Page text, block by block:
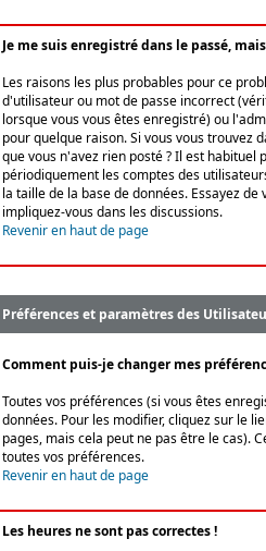
Je me suis enregistré dans le passé,
Les raisons les plus probables pour ce
d'utilisateur ou mot de passe incorrect
lorsque vous vous êtes enregistré) ou
pour quelque raison. Si vous vous trouvez
que vous n'avez rien posté ? Il est
périodiquement les comptes des
la taille de la base de données. Essayez
impliquez-vous dans les discussions.
Revenir en haut de page
Préférences et paramètres des
Comment puis-je changer mes
Toutes vos préférences (si vous êtes
données. Pour les modifier, cliquez sur le
pages, mais cela peut ne pas être le cas).
toutes vos préférences.
Revenir en haut de page
Les heures ne sont pas correctes !